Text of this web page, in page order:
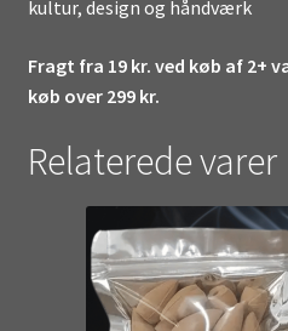
kultur, design og håndværk
Fragt fra 19 kr. ved køb af 2+
køb over 299 kr.
Relaterede varer